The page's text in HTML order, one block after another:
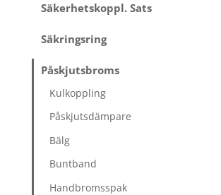
Säkerhetskoppl. Sats
Säkringsring
Påskjutsbroms
Kulkoppling
Påskjutsdämpare
Bälg
Buntband
Handbromsspak